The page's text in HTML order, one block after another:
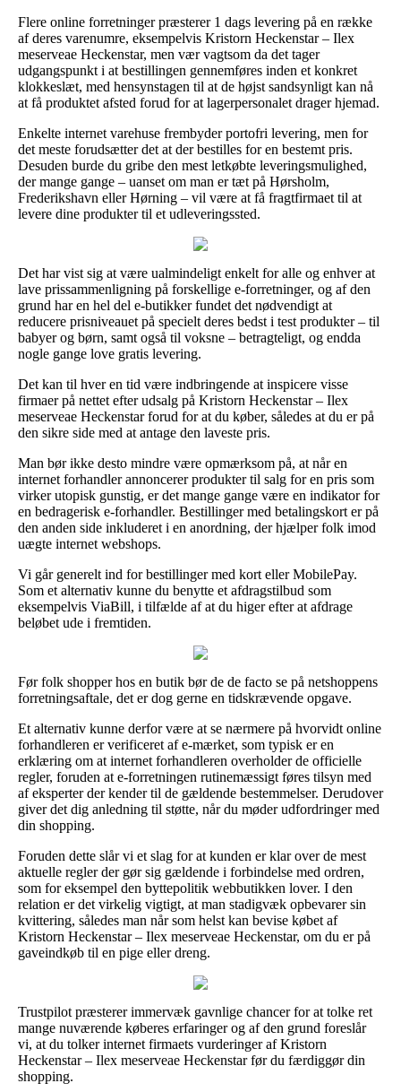
Flere online forretninger præsterer 1 dags levering på en række
af deres varenumre, eksempelvis Kristorn Heckenstar – Ilex
meserveae Heckenstar, men vær vagtsom da det tager
udgangspunkt i at bestillingen gennemføres inden et konkret
klokkeslæt, med hensynstagen til at de højst sandsynligt kan nå
at få produktet afsted forud for at lagerpersonalet drager hjemad.
Enkelte internet varehuse frembyder portofri levering, men for
det meste forudsætter det at der bestilles for en bestemt pris.
Desuden burde du gribe den mest letkøbte leveringsmulighed,
der mange gange – uanset om man er tæt på Hørsholm,
Frederikshavn eller Hørning – vil være at få fragtfirmaet til at
levere dine produkter til et udleveringssted.
Det har vist sig at være ualmindeligt enkelt for alle og enhver at
lave prissammenligning på forskellige e-forretninger, og af den
grund har en hel del e-butikker fundet det nødvendigt at
reducere prisniveauet på specielt deres bedst i test produkter – til
babyer og børn, samt også til voksne – betragteligt, og endda
nogle gange love gratis levering.
Det kan til hver en tid være indbringende at inspicere visse
firmaer på nettet efter udsalg på Kristorn Heckenstar – Ilex
meserveae Heckenstar forud for at du køber, således at du er på
den sikre side med at antage den laveste pris.
Man bør ikke desto mindre være opmærksom på, at når en
internet forhandler annoncerer produkter til salg for en pris som
virker utopisk gunstig, er det mange gange være en indikator for
en bedragerisk e-forhandler. Bestillinger med betalingskort er på
den anden side inkluderet i en anordning, der hjælper folk imod
uægte internet webshops.
Vi går generelt ind for bestillinger med kort eller MobilePay.
Som et alternativ kunne du benytte et afdragstilbud som
eksempelvis ViaBill, i tilfælde af at du higer efter at afdrage
beløbet ude i fremtiden.
Før folk shopper hos en butik bør de de facto se på netshoppens
forretningsaftale, det er dog gerne en tidskrævende opgave.
Et alternativ kunne derfor være at se nærmere på hvorvidt online
forhandleren er verificeret af e-mærket, som typisk er en
erklæring om at internet forhandleren overholder de officielle
regler, foruden at e-forretningen rutinemæssigt føres tilsyn med
af eksperter der kender til de gældende bestemmelser. Derudover
giver det dig anledning til støtte, når du møder udfordringer med
din shopping.
Foruden dette slår vi et slag for at kunden er klar over de mest
aktuelle regler der gør sig gældende i forbindelse med ordren,
som for eksempel den byttepolitik webbutikken lover. I den
relation er det virkelig vigtigt, at man stadigvæk opbevarer sin
kvittering, således man når som helst kan bevise købet af
Kristorn Heckenstar – Ilex meserveae Heckenstar, om du er på
gaveindkøb til en pige eller dreng.
Trustpilot præsterer immervæk gavnlige chancer for at tolke ret
mange nuværende køberes erfaringer og af den grund foreslår
vi, at du tolker internet firmaets vurderinger af Kristorn
Heckenstar – Ilex meserveae Heckenstar før du færdiggør din
shopping.